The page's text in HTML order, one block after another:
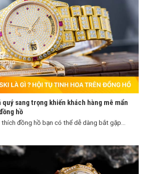
sang trọng khiến khách hàng mê mẩn
hồ
đồng hồ bạn có thể dễ dàng bắt gặp...